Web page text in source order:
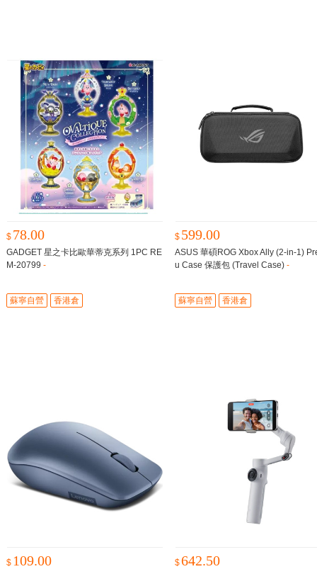
$ 78.00
GADGET 星之卡比歐華蒂克系列 1PC RE
M-20799 -
蘇寧自營 香港倉
$ 599.00
ASUS 華碩ROG Xbox Ally (2-in-1)
u Case 保護包 (Travel Case) -
蘇寧自營 香港倉
$ 109.00 $642.50